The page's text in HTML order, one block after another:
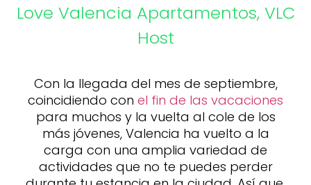
Love Valencia Apartamentos, VLC
Host
Con la llegada del mes de septiembre,
coincidiendo con el fin de las vacaciones
para muchos y la vuelta al cole de los
más jóvenes, Valencia ha vuelto a la
carga con una amplia variedad de
actividades que no te puedes perder